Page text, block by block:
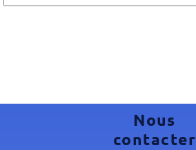
Nous
contacter